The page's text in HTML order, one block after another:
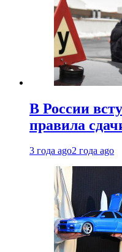
В России
правила
3 года ago2 года ago